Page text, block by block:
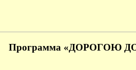
Программа «ДОРОГОЮ